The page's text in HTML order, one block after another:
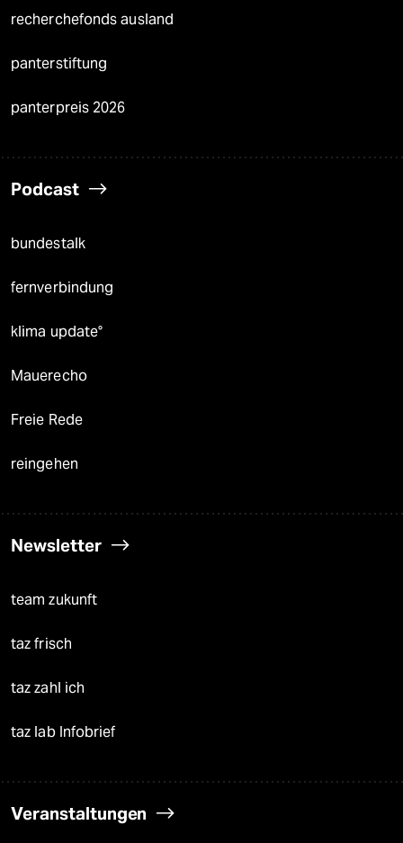
recherchefonds ausland
panterstiftung
panterpreis 2026
Podcast
bundestalk
fernverbindung
klima update°
Mauerecho
Freie Rede
reingehen
Newsletter
team zukunft
taz frisch
taz zahl ich
taz lab Infobrief
Veranstaltungen